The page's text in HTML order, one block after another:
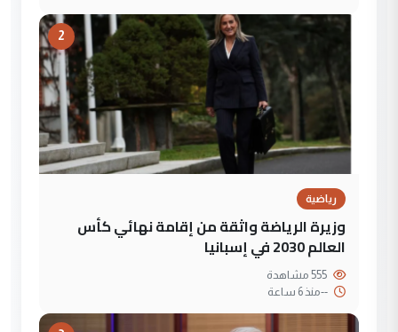
2
رياضية
وزيرة الرياضة واثقة من إقامة نهائي كأس
العالم 2030 في إسبانيا
--منذ 6 ساعة